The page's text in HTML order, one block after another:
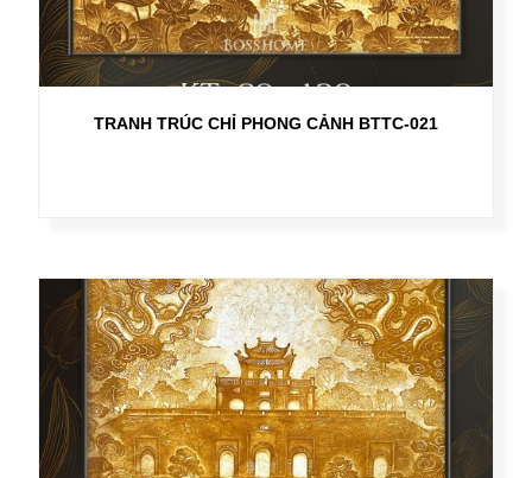
TRANH TRÚC CHỈ PHONG CẢNH BTTC-021